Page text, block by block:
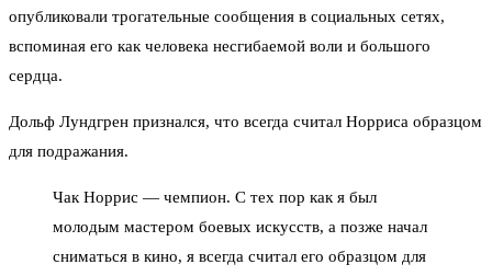
опубликовали трогательные сообщения в социальных сетях,
вспоминая его как человека несгибаемой воли и большого
сердца.
Дольф Лундгрен признался, что всегда считал Норриса образцом
для подражания.
Чак Норрис — чемпион. С тех пор как я был
молодым мастером боевых искусств, а позже начал
сниматься в кино, я всегда считал его образцом для